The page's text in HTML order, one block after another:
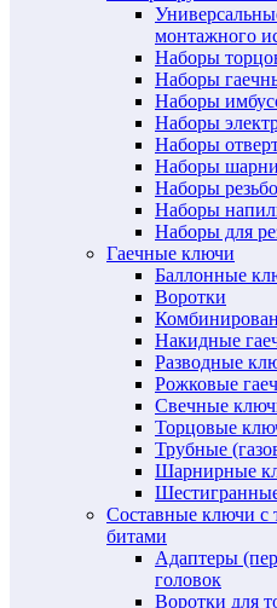
монтажного
Наборы
Наборы
Наборы
Наборы
Наборы
Наборы
Наборы
Наборы
Наборы для
Гаечные ключи
Баллонные
Воротки
Накидные
Разводные
Рожковые
Свечные
Торцовые
Трубные
Шарнирные
Составные ключи с
битами
Адаптеры
головок
Воротки для